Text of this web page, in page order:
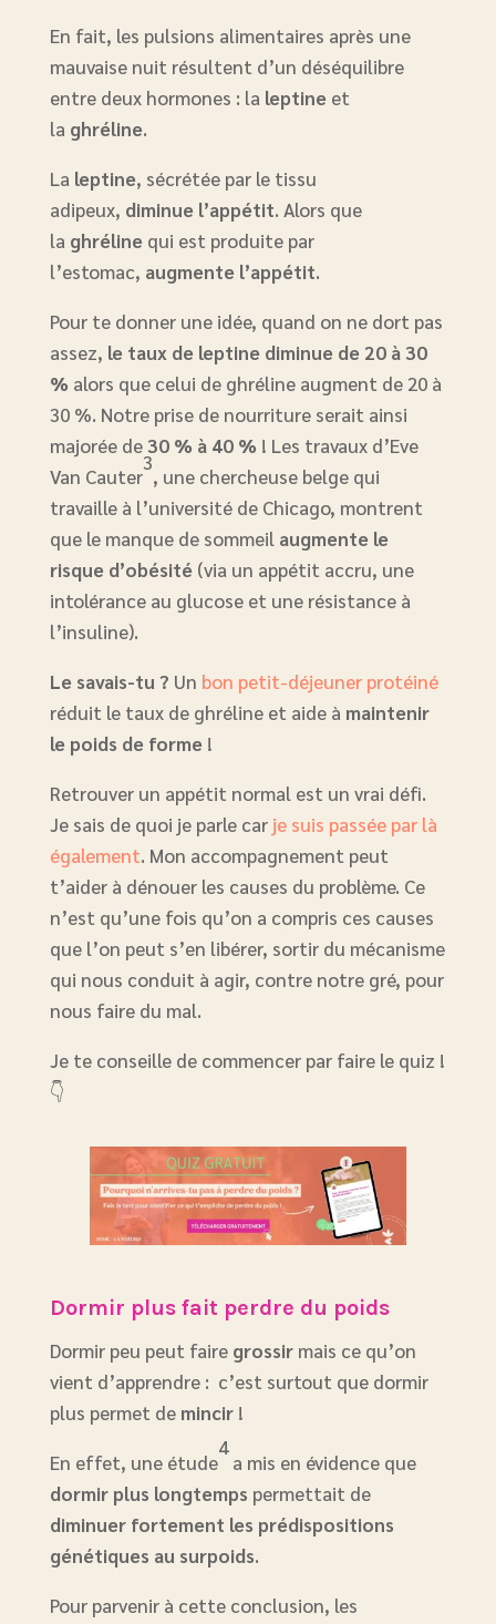
En fait, les pulsions alimentaires après une
mauvaise nuit résultent d’un déséquilibre
entre deux hormones : la leptine et
la ghréline.
La leptine, sécrétée par le tissu
adipeux, diminue l’appétit. Alors que
la ghréline qui est produite par
l’estomac, augmente l’appétit.
Pour te donner une idée, quand on ne dort pas
assez, le taux de leptine diminue de 20 à 30
% alors que celui de ghréline augment de 20 à
30 %. Notre prise de nourriture serait ainsi
majorée de 30 % à 40 % ! Les travaux d’Eve
Van Cauter
3
, une chercheuse belge qui
travaille à l’université de Chicago, montrent
que le manque de sommeil augmente le
risque d’obésité (via un appétit accru, une
intolérance au glucose et une résistance à
l’insuline).
Le savais-tu ? Un bon petit-déjeuner protéiné
réduit le taux de ghréline et aide à maintenir
le poids de forme !
Retrouver un appétit normal est un vrai défi.
Je sais de quoi je parle car je suis passée par là
également. Mon accompagnement peut
t’aider à dénouer les causes du problème. Ce
n’est qu’une fois qu’on a compris ces causes
que l’on peut s’en libérer, sortir du mécanisme
qui nous conduit à agir, contre notre gré, pour
nous faire du mal.
Je te conseille de commencer par faire le quiz !
👇
Dormir plus fait perdre du poids
Dormir peu peut faire grossirmais ce qu’on
vient d’apprendre : c’est surtout que dormir
plus permet de mincir!
En effet, une étude
4
a mis en évidence que
dormir plus longtemps permettait de
diminuer fortement les prédispositions
génétiques au surpoids.
Pour parvenir à cette conclusion, les